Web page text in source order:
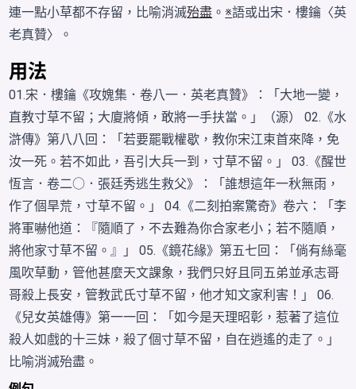
連一點小草都不存留，比喻消滅殆盡 。※語或出宋．樓鑰〈英
老真贊〉。
用法
01.宋．樓鑰《攻媿集．卷八一．英老真贊》：「大地一變，
直教寸草不留；大廈將傾，敢將一手扶當。」（源） 02.《水
滸傳》第八八回：「若要罷戰權歇，教你宋江束首來降，免
汝一死。若不如此，吾引大兵一到，寸草不留。」 03.《醒世
恆言．卷二○．張廷秀逃生救父》：「誰想這年一秋無雨，
作了個旱荒，寸草不留。」 04.《二刻拍案驚奇》卷六：「李
將軍嚇他道：『隨順了，不去難為你合家老小；若不隨順，
將他家寸草不留。』」 05.《鏡花緣》第五七回：「倘有絲毫
風吹草動，管他甚麼天文課象，我們只好且同五弟並承志哥
哥殺上長安，管教武氏寸草不留，他才知文家利害！」 06.
《兒女英雄傳》第一一回：「如今是天理昭彰，惹著了這位
殺人如戲的十三妹，殺了個寸草不留，自在逍遙的走了。」
比喻消滅殆盡。